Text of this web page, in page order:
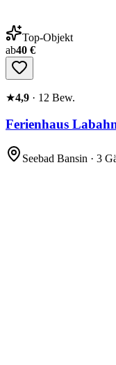
Top-Objekt
ab40 €
★4,9 · 12 Bew.
Ferienhaus
Seebad Bansin · 3